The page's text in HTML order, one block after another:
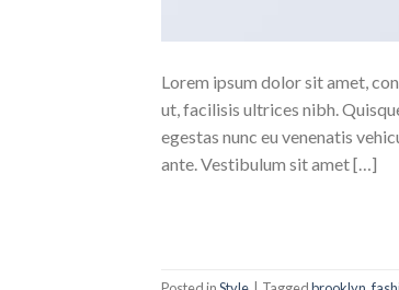
Lorem ipsum dolor sit amet,
ut, facilisis ultrices nibh.
egestas nunc eu venenatis
ante. Vestibulum sit amet […]